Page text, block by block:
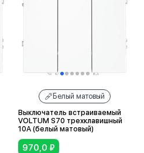
Белый матовый
Выключатель встраиваемый
VOLTUM S70 трехклавишный
10А (белый матовый)
970,0 ₽